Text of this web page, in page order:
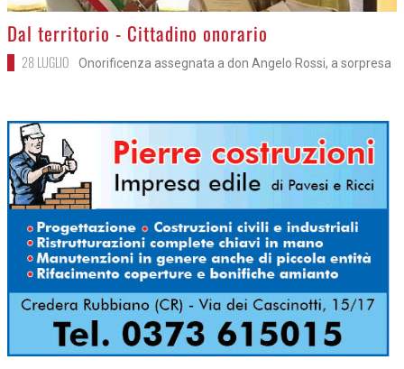
>
Dal territorio - Cittadino onorario
28 LUGLIO Onorificenza assegnata a don Angelo Rossi, a sorpresa